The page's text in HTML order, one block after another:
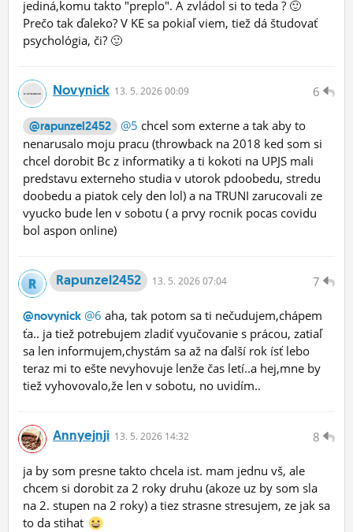
jediná,komu takto "preplo". A zvládol si to teda ? 🙂
Prečo tak ďaleko? V KE sa pokiaľ viem, tiež dá študovať
psychológia, či? 🙂
6
Novynick 13. 5. 2026 00:09
@rapunzel2452 @5 chcel som externe a tak aby to
nenarusalo moju pracu (throwback na 2018 ked som si
chcel dorobit Bc z informatiky a ti kokoti na UPJS mali
predstavu externeho studia v utorok pdoobedu, stredu
doobedu a piatok cely den lol) a na TRUNI zarucovali ze
vyucko bude len v sobotu ( a prvy rocnik pocas covidu
bol aspon online)
7
Rapunzel2452 13. 5. 2026 07:04
@novynick @6 aha, tak potom sa ti nečudujem,chápem
ťa.. ja tiež potrebujem zladiť vyučovanie s prácou, zatiaľ
sa len informujem,chystám sa až na ďalší rok ísť lebo
teraz mi to ešte nevyhovuje lenže čas letí..a hej,mne by
tiež vyhovovalo,že len v sobotu, no uvidím..
8
Annyejnji 13. 5. 2026 14:32
ja by som presne takto chcela ist. mam jednu vš, ale
chcem si dorobit za 2 roky druhu (akoze uz by som sla
na 2. stupen na 2 roky) a tiez strasne stresujem, ze jak sa
to da stihat